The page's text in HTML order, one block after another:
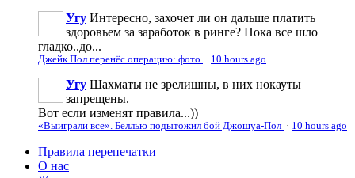
Угу Интересно, захочет ли он дальше платить
здоровьем за заработок в ринге? Пока все шло
гладко..до...
Джейк Пол перенёс операцию: фото · 10 hours ago
Угу Шахматы не зрелищны, в них нокауты
запрещены.
Вот если изменят правила...))
«Выиграли все». Беллью подытожил бой Джошуа-Пол · 10 hours ago
Правила перепечатки
О нас